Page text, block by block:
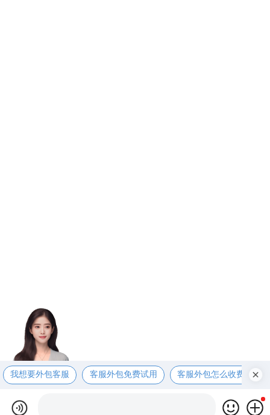
我想要外包客服 客服外包免费试用 客服外包怎么收费呢